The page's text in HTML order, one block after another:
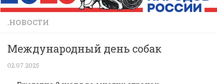
.НОВОСТИ
Международный день собак
02.07.2025